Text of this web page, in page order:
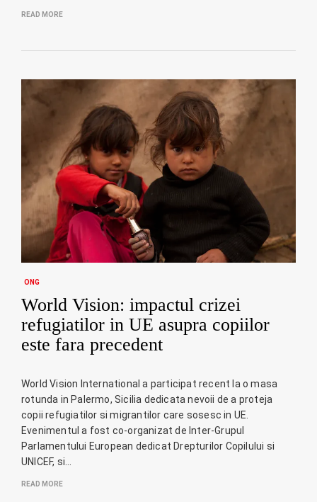
READ MORE
ONG
World Vision: impactul crizei
refugiatilor in UE asupra copiilor
este fara precedent
World Vision International a participat recent la o masa
rotunda in Palermo, Sicilia dedicata nevoii de a proteja
copii refugiatilor si migrantilor care sosesc in UE.
Evenimentul a fost co-organizat de Inter-Grupul
Parlamentului European dedicat Drepturilor Copilului si
UNICEF, si…
READ MORE